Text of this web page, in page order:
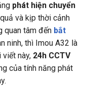
phát hiện chuyển
và kịp thời cảnh
quan tâm đến bắt
ninh, thì Imou A32 là
viết này, 24h CCTV
của tính năng phát